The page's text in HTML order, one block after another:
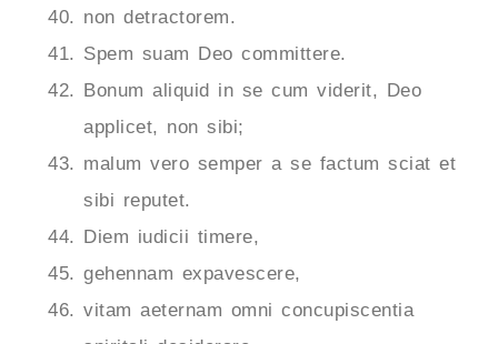
non detractorem.
Spem suam Deo committere.
Bonum aliquid in se cum viderit, Deo
applicet, non sibi;
malum vero semper a se factum sciat et
sibi reputet.
Diem iudicii timere,
gehennam expavescere,
vitam aeternam omni concupiscentia